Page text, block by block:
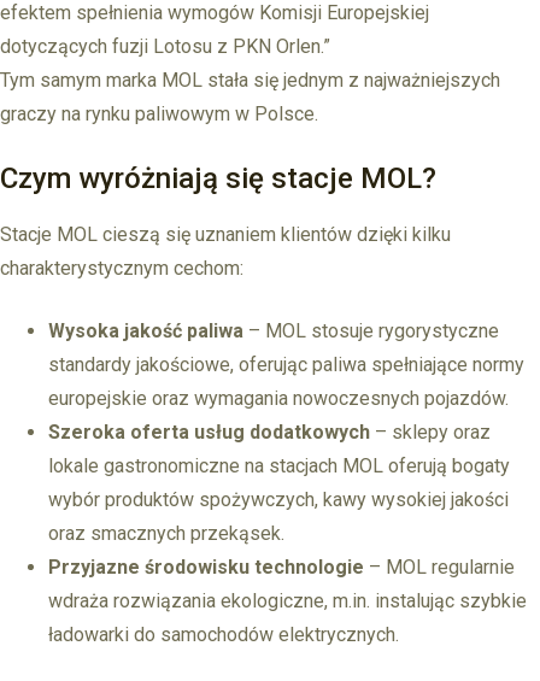
efektem spełnienia wymogów Komisji Europejskiej
dotyczących fuzji Lotosu z PKN Orlen.”
Tym samym marka MOL stała się jednym z najważniejszych
graczy na rynku paliwowym w Polsce.
Czym wyróżniają się stacje MOL?
Stacje MOL cieszą się uznaniem klientów dzięki kilku
charakterystycznym cechom:
Wysoka jakość paliwa – MOL stosuje rygorystyczne
standardy jakościowe, oferując paliwa spełniające normy
europejskie oraz wymagania nowoczesnych pojazdów.
Szeroka oferta usług dodatkowych – sklepy oraz
lokale gastronomiczne na stacjach MOL oferują bogaty
wybór produktów spożywczych, kawy wysokiej jakości
oraz smacznych przekąsek.
Przyjazne środowisku technologie – MOL regularnie
wdraża rozwiązania ekologiczne, m.in. instalując szybkie
ładowarki do samochodów elektrycznych.